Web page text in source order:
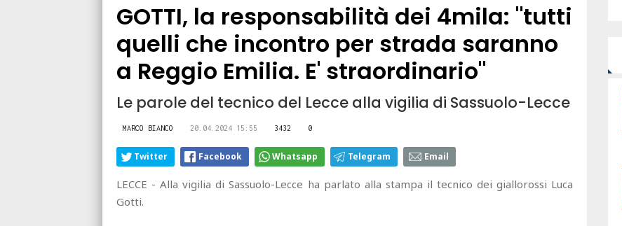
GOTTI, la responsabilità dei 4mila: "tutti
quelli che incontro per strada saranno
a Reggio Emilia. E' straordinario"
Le parole del tecnico del Lecce alla vigilia di Sassuolo-Lecce
MARCO BIANCO 20.04.2024 15:55 3432 0
Twitter Facebook Whatsapp Telegram Email
LECCE - Alla vigilia di Sassuolo-Lecce ha parlato alla stampa il tecnico dei giallorossi Luca
Gotti.